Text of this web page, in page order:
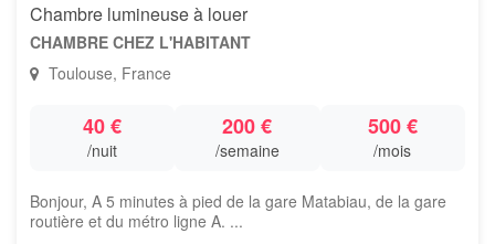
Chambre lumineuse à louer
CHAMBRE CHEZ L'HABITANT
Toulouse, France
40 €
/nuit
200 €
/semaine
500 €
/mois
Bonjour, A 5 minutes à pied de la gare Matabiau, de la gare
routière et du métro ligne A. ...